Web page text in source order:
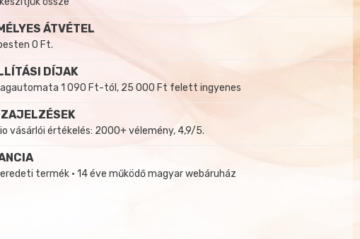
ÁTVÉTEL
0 Ft.
DÍJAK
1 090 Ft-tól, 25 000 Ft felett ingyenes
vásárlói értékelés: 2000+ vélemény, 4,9/5.
eredeti termék • 14 éve működő magyar webáruház